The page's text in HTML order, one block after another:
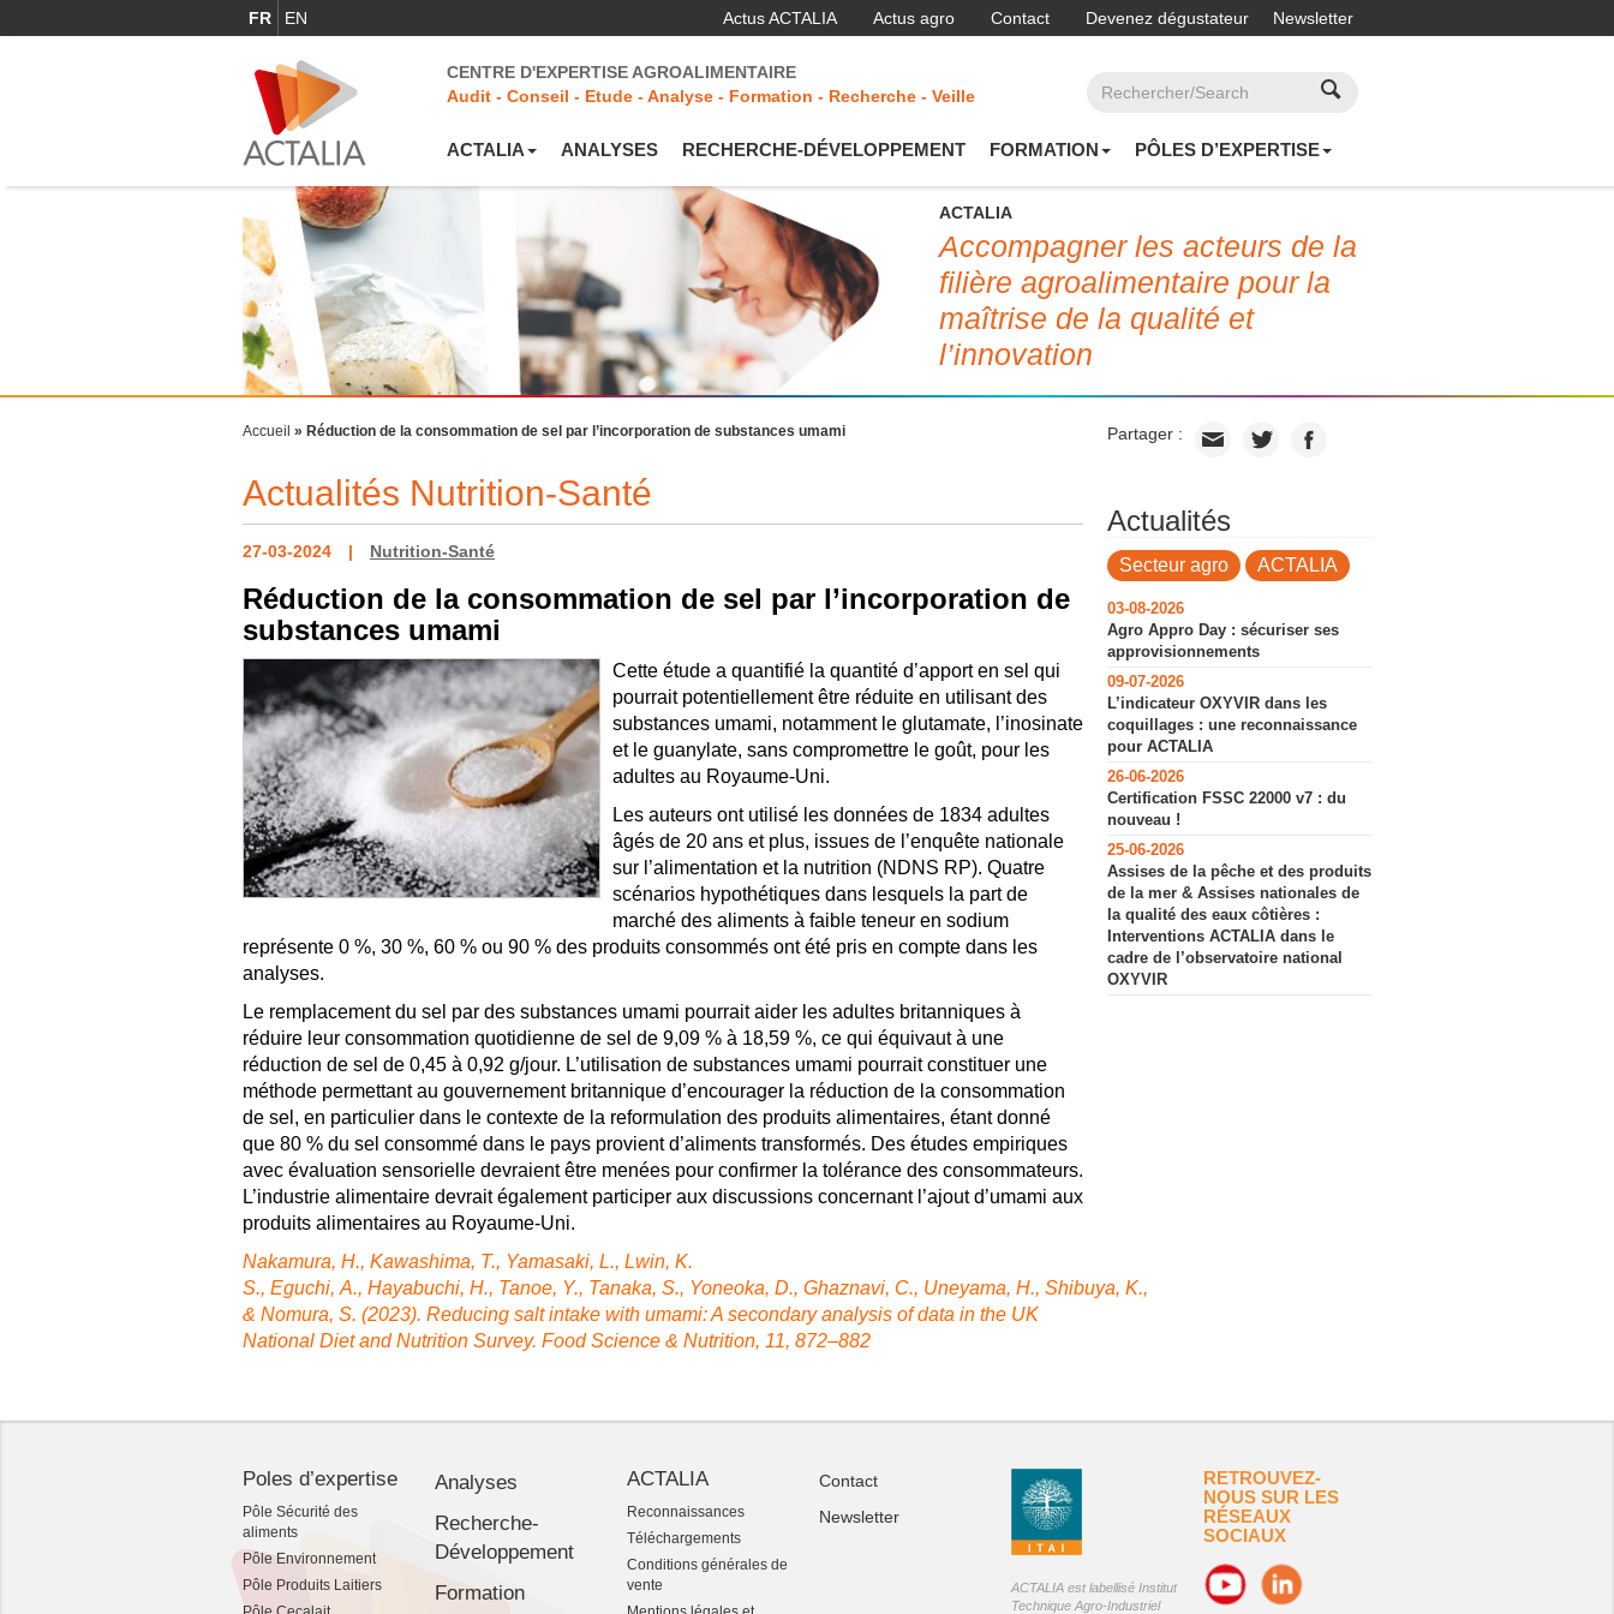
FR EN Newsletter
Actus ACTALIA Actus agro Contact Devenez dégustateur
CENTRE D'EXPERTISE AGROALIMENTAIRE
Audit - Conseil - Etude - Analyse - Formation - Recherche - Veille
ACTALIA ANALYSES RECHERCHE-DÉVELOPPEMENT FORMATION PÔLES D’EXPERTISE
ACTALIA
Accompagner les acteurs de la
filière agroalimentaire pour la
maîtrise de la qualité et
l’innovation
Accueil » Réduction de la consommation de sel par l’incorporation de substances umami Partager :
Actualités Nutrition-Santé
27-03-2024 Nutrition-Santé
Réduction de la consommation de sel par l’incorporation de
substances umami
Cette étude a quantifié la quantité d’apport en sel qui
pourrait potentiellement être réduite en utilisant des
substances umami, notamment le glutamate, l’inosinate
et le guanylate, sans compromettre le goût, pour les
adultes au Royaume-Uni.
Les auteurs ont utilisé les données de 1834 adultes
âgés de 20 ans et plus, issues de l’enquête nationale
sur l’alimentation et la nutrition (NDNS RP). Quatre
scénarios hypothétiques dans lesquels la part de
marché des aliments à faible teneur en sodium
représente 0 %, 30 %, 60 % ou 90 % des produits consommés ont été pris en compte dans les
analyses.
Le remplacement du sel par des substances umami pourrait aider les adultes britanniques à
réduire leur consommation quotidienne de sel de 9,09 % à 18,59 %, ce qui équivaut à une
réduction de sel de 0,45 à 0,92 g/jour. L’utilisation de substances umami pourrait constituer une
méthode permettant au gouvernement britannique d’encourager la réduction de la consommation
de sel, en particulier dans le contexte de la reformulation des produits alimentaires, étant donné
que 80 % du sel consommé dans le pays provient d’aliments transformés. Des études empiriques
avec évaluation sensorielle devraient être menées pour confirmer la tolérance des consommateurs.
L’industrie alimentaire devrait également participer aux discussions concernant l’ajout d’umami aux
produits alimentaires au Royaume-Uni.
Nakamura, H., Kawashima, T., Yamasaki, L., Lwin, K.
S., Eguchi, A., Hayabuchi, H., Tanoe, Y., Tanaka, S., Yoneoka, D., Ghaznavi, C., Uneyama, H., Shibuya, K.,
& Nomura, S. (2023). Reducing salt intake with umami: A secondary analysis of data in the UK
National Diet and Nutrition Survey. Food Science & Nutrition, 11, 872–882
Actualités
Secteur agro ACTALIA
03-08-2026
Agro Appro Day : sécuriser ses
approvisionnements
09-07-2026
L’indicateur OXYVIR dans les
coquillages : une reconnaissance
pour ACTALIA
26-06-2026
Certification FSSC 22000 v7 : du
nouveau !
25-06-2026
Assises de la pêche et des produits
de la mer & Assises nationales de
la qualité des eaux côtières :
Interventions ACTALIA dans le
cadre de l’observatoire national
OXYVIR
Poles d’expertise
Pôle Sécurité des
aliments
Pôle Environnement
Pôle Produits Laitiers
Analyses
Recherche-
Développement
Formation
ACTALIA
Reconnaissances
Téléchargements
Conditions générales de
vente
Contact
Newsletter
ACTALIA est labellisé Institut
Technique Agro-Industriel
RETROUVEZ-
NOUS SUR LES
RÉSEAUX
SOCIAUX